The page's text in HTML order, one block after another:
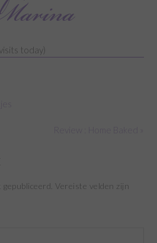
today)
Vereiste velden zijn